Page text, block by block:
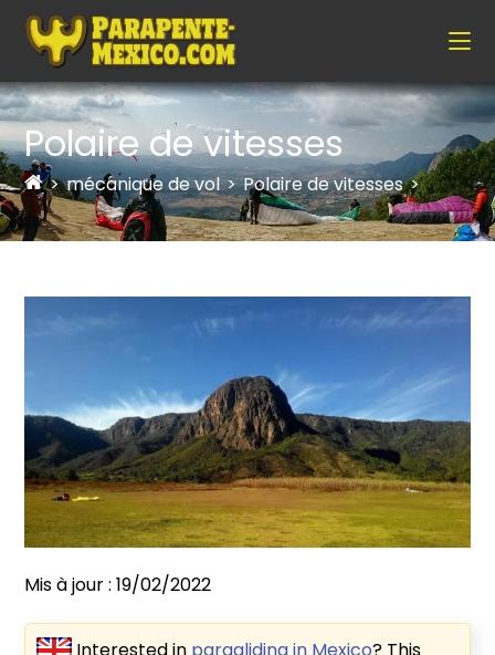
Polaire de vitesses
> mécanique de vol > Polaire de vitesses >
Mis à jour :19/02/2022
Interested in paragliding in Mexico? This